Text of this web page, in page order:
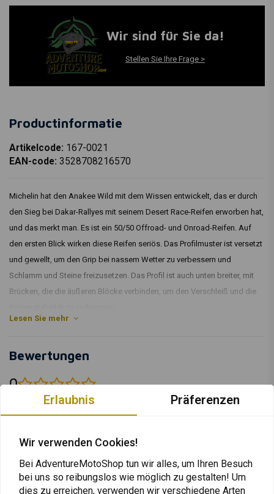
Wir sind für Sie da!
Stellen Sie Ihre Frage >
Productinformatie
Artikelcode: 167-0021
EAN-code: 3528708216570
Michelin hat den Anakee Wild mit dem Wissen entwickelt, das er durch
den Sieg bei Dakar-Rallyes mit seinem Desert Race-Reifen erworben hat,
und das merkt man. Es ist ein 50/50 Offroad- und Onroad-Reifen. Auf
den ersten Blick wirken diese Reifen seriös. Das Profilmuster ist versetzt
und gewellt, um den Grip bei nassem Wetter zu verbessern und
Schlamm und Steine freizusetzen. Das Profil ist auch unten breiter, mit
Brücken, die die äußeren Blöcke verbinden, um den Verschleiß und die
Lesen Sie mehr
Bewertungen
0
Erlaubnis Präferenzen
Wir verwenden Cookies!
Bei AdventureMotoShop tun wir alles, um Ihren Besuch
bei uns so reibungslos wie möglich zu gestalten! Um
dies zu erreichen, verwenden wir verschiedene Arten